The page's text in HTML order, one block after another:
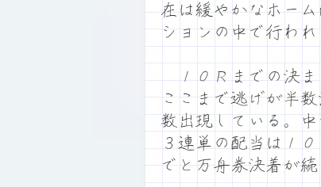
在は緩やかなホー
ションの中で行われ
１０Ｒまでの決ま
ここまで逃げが半
数出現している。
３連単の配当は１
でと万舟券決着が